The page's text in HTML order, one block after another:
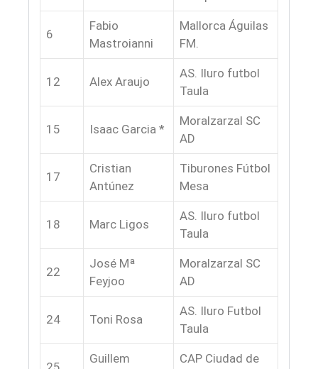
6
Fabio
Mastroianni
Mallorca Águilas
FM.
12 Alex Araujo
AS. Iluro futbol
Taula
15 Isaac Garcia *
Moralzarzal SC
AD
17
Cristian
Antúnez
Tiburones Fútbol
Mesa
18 Marc Ligos
AS. Iluro futbol
Taula
22
José Mª
Feyjoo
Moralzarzal SC
AD
24 Toni Rosa
AS. Iluro Futbol
Taula
Guillem
CAP Ciudad de